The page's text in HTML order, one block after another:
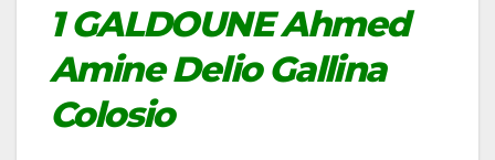
1 GALDOUNE Ahmed
Amine Delio Gallina
Colosio